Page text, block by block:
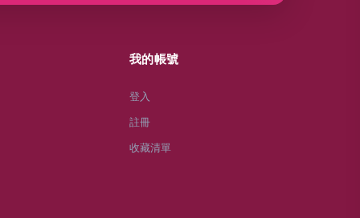
我的帳號
登入
註冊
收藏清單